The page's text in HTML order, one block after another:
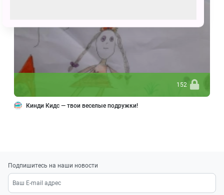
152
Кинди Кидс — твои веселые подружки!
Подпишитесь на наши новости